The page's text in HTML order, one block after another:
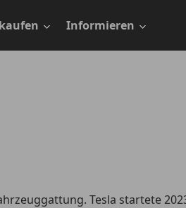
Informieren
Tesla startete